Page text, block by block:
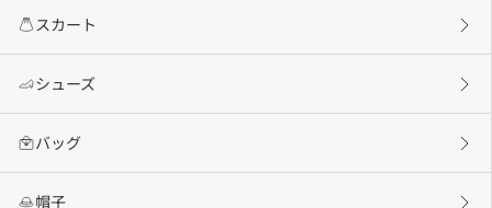
スカート
シューズ
バッグ
帽子